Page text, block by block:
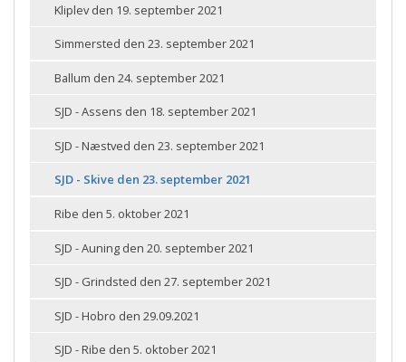
Kliplev den 19. september 2021
Simmersted den 23. september 2021
Ballum den 24. september 2021
SJD - Assens den 18. september 2021
SJD - Næstved den 23. september 2021
SJD - Skive den 23. september 2021
Ribe den 5. oktober 2021
SJD - Auning den 20. september 2021
SJD - Grindsted den 27. september 2021
SJD - Hobro den 29.09.2021
SJD - Ribe den 5. oktober 2021